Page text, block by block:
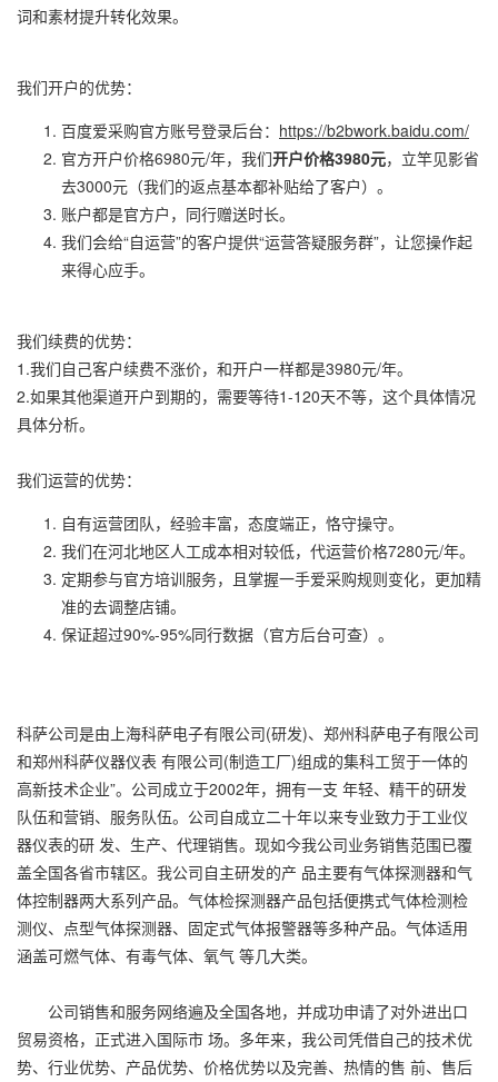
词和素材提升转化效果。
我们开户的优势：
百度爱采购官方账号登录后台： https://b2bwork.baidu.com/
官方开户价格6980元/年，我们开户价格3980元，立竿见影省
去3000元（我们的返点基本都补贴给了客户）。
账户都是官方户，同行赠送时长。
我们会给“自运营”的客户提供“运营答疑服务群”，让您操作起
来得心应手。
我们续费的优势：
1.我们自己客户续费不涨价，和开户一样都是3980元/年。
2.如果其他渠道开户到期的，需要等待1-120天不等，这个具体情况
具体分析。
我们运营的优势：
自有运营团队，经验丰富，态度端正，恪守操守。
我们在河北地区人工成本相对较低，代运营价格7280元/年。
定期参与官方培训服务，且掌握一手爱采购规则变化，更加精
准的去调整店铺。
保证超过90%-95%同行数据（官方后台可查）。
科萨公司是由上海科萨电子有限公司(研发)、郑州科萨电子有限公司
和郑州科萨仪器仪表 有限公司(制造工厂)组成的集科工贸于一体的
高新技术企业”。公司成立于2002年，拥有一支 年轻、精干的研发
队伍和营销、服务队伍。公司自成立二十年以来专业致力于工业仪
器仪表的研 发、生产、代理销售。现如今我公司业务销售范围已覆
盖全国各省市辖区。我公司自主研发的产 品主要有气体探测器和气
体控制器两大系列产品。气体检探测器产品包括便携式气体检测检
测仪、点型气体探测器、固定式气体报警器等多种产品。气体适用
涵盖可燃气体、有毒气体、氧气 等几大类。
公司销售和服务网络遍及全国各地，并成功申请了对外进出口
贸易资格，正式进入国际市 场。多年来，我公司凭借自己的技术优
势、行业优势、产品优势、价格优势以及完善、热情的售 前、售后